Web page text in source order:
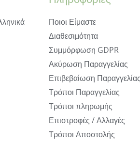
Ποιοι Είμαστε
Διαθεσιμότητα
Συμμόρφωση GDPR
Ακύρωση Παραγγελίας
Επιβεβαίωση Παραγγελίας
Τρόποι Παραγγελίας
Τρόποι πληρωμής
Επιστροφές / Αλλαγές
Τρόποι Αποστολής